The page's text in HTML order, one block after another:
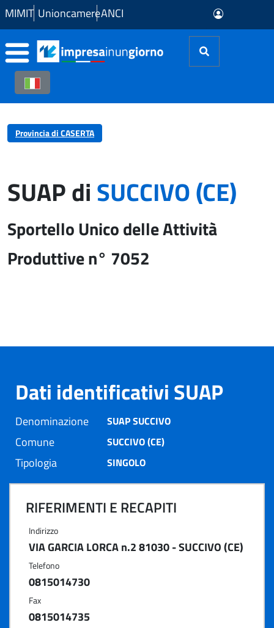
Skip to Main Content
MIMIT UnioncamereANCI
Provincia di CASERTA
SUAP diSUCCIVO (CE)
Sportello Unico delle Attività
Produttive n° 7052
Dati identificativi SUAP
Denominazione SUAP SUCCIVO
Comune SUCCIVO (CE)
Tipologia SINGOLO
RIFERIMENTI E RECAPITI
Indirizzo
VIA GARCIA LORCA n.2 81030 - SUCCIVO (CE)
Telefono
0815014730
Fax
0815014735